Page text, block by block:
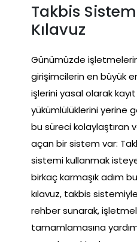
Takbis
Kılavuz
Günümüzde
girişimcilerin en büyük
işlerini yasal olarak
yükümlülüklerini yerine
bu süreci kolaylaştıran
açan bir sistem var:
sistemi kullanmak
birkaç karmaşık adım
kılavuz, takbis
rehber sunarak,
tamamlamasına